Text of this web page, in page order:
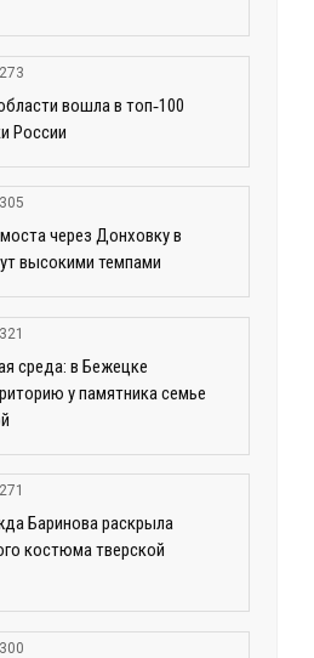
273
вошла в топ‑100
России
305
через Донховку в
высокими темпами
321
среда: в Бежецке
у памятника семье
271
Баринова раскрыла
костюма тверской
300